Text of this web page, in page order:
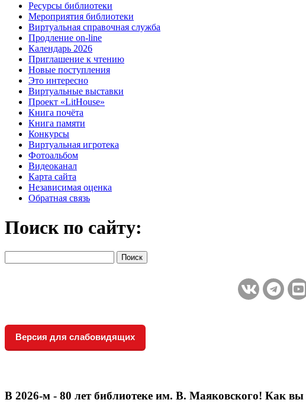
Ресурсы библиотеки
Мероприятия библиотеки
Виртуальная справочная служба
Продление on-line
Календарь 2026
Приглашение к чтению
Новые поступления
Это интересно
Виртуальные выставки
Проект «LitHouse»
Книга почёта
Книга памяти
Конкурсы
Виртуальная игротека
Фотоальбом
Видеоканал
Карта сайта
Независимая оценка
Обратная связь
Поиск по сайту:
Версия для слабовидящих
В 2026‑м - 80 лет библиотеке им. В. Маяковского! Как вы